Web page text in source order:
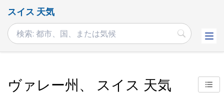
スイス 天気
ヴァレー州、 スイス 天気